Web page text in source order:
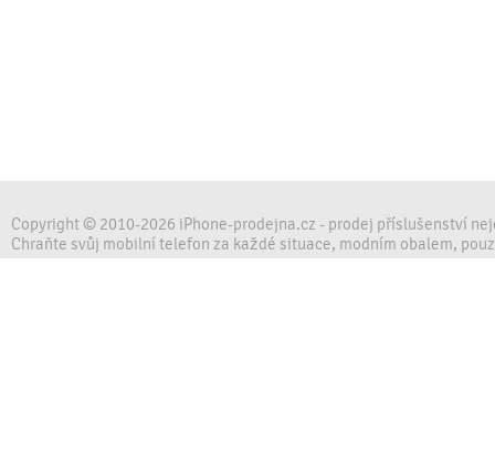
Copyright © 2010-2026 iPhone-prodejna.cz - prodej příslušenství
Chraňte svůj mobilní telefon za každé situace, modním obalem,